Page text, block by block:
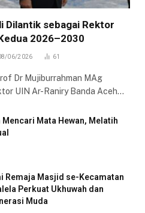
Dilantik sebagai Rektor
2026–2030
06/2026 61
Dr Mujiburrahman MAg
UIN Ar-Raniry Banda Aceh…
Mencari Mata Hewan, Melatih
Remaja Masjid se-Kecamatan
Perkuat Ukhuwah dan
Muda